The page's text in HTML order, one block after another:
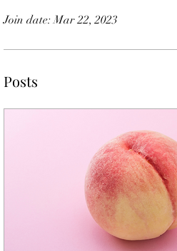
Join date: Mar 22, 2023
Posts